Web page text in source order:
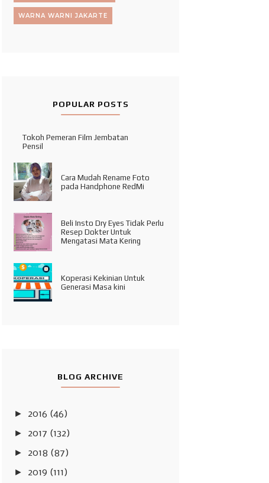
WARNA WARNI JAKARTE
POPULAR POSTS
Tokoh Pemeran Film Jembatan
Pensil
Cara Mudah Rename Foto
pada Handphone RedMi
Beli Insto Dry Eyes Tidak Perlu
Resep Dokter Untuk
Mengatasi Mata Kering
Koperasi Kekinian Untuk
Generasi Masa kini
BLOG ARCHIVE
► 2016 (46)
► 2017 (132)
► 2018 (87)
► 2019 (111)